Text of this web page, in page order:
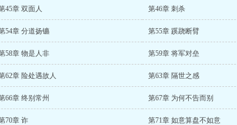
45章 双面人 第46章 刺杀
54章 分道扬镳 第55章 蹊跷断臂
58章 物是人非 第59章 将军对垒
62章 险处遇故人 第63章 隔世之感
66章 终别常州 第67章 为何不告而别
70章 诈 第71章 如意算盘不如意